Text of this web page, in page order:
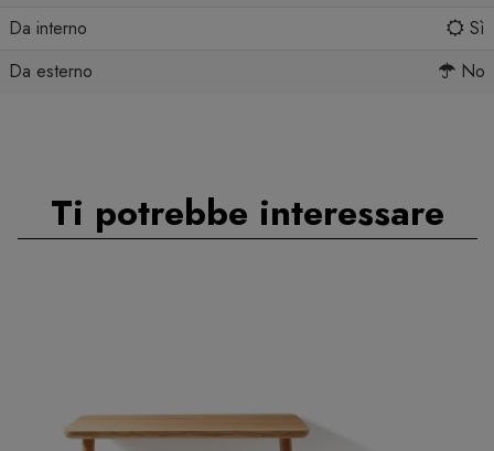
Da interno
Sì
Da esterno
No
Ti potrebbe interessare